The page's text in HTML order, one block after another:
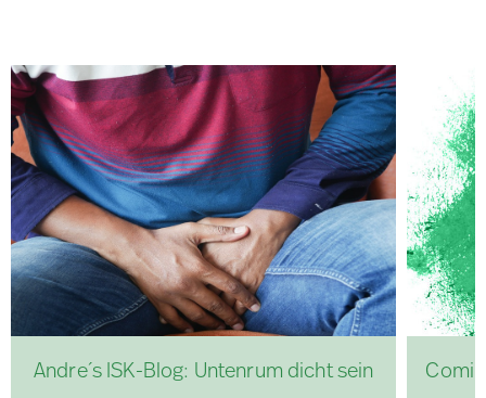
Andre´s ISK-Blog: Untenrum dicht sein